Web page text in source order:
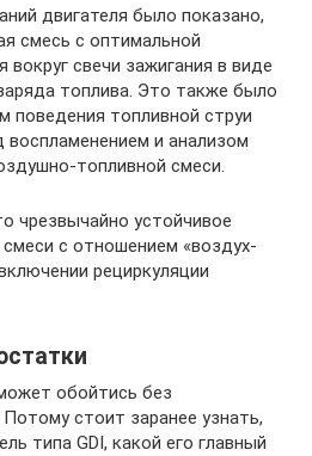
двигателя было показано,
смесь с оптимальной
свечи зажигания в виде
топлива. Это также было
поведения топливной струи
воспламенением и анализом
топливной смеси.
чрезвычайно устойчивое
с отношением «воздух-
рециркуляции
обойтись без
стоит заранее узнать,
типа GDI, какой его главный